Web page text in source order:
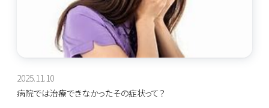
2025.11.10
病院では治療できなかったその症状って？